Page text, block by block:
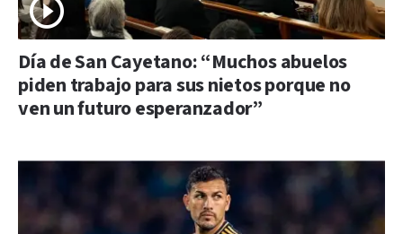
Día de San Cayetano: “Muchos abuelos
piden trabajo para sus nietos porque no
ven un futuro esperanzador”